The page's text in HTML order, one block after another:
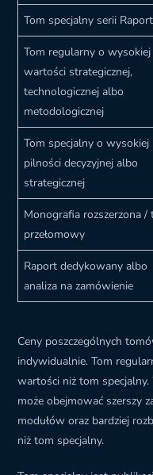
Tom specjalny serii
Tom regularny o wysokiej
wartości strategicznej,
technologicznej albo
metodologicznej
Tom specjalny o wysokiej
pilności decyzyjnej albo
strategicznej
Monografia rozszerzona /
przełomowy
Raport dedykowany albo
analiza na zamówienie
Ceny poszczególnych
indywidualnie. Tom
wartości niż tom
może obejmować szerszy
modułów oraz bardziej
niż tom specjalny.